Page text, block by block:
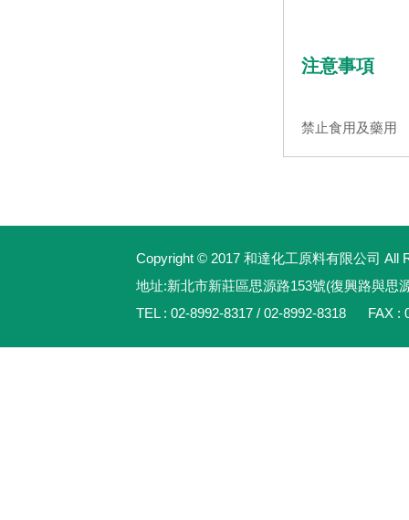
注意事項
禁止食用及藥用
Copyright © 2017 和達化工原料有限公司 All
地址:新北市新莊區思源路153號(復興路與思
TEL : 02-8992-8317 / 02-8992-8318 FAX :